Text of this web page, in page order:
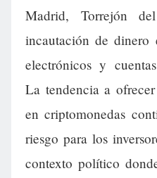
Madrid, Torrejón
incautación de dinero
electrónicos y
La tendencia a
en criptomonedas
riesgo para los
contexto político